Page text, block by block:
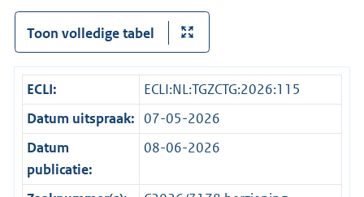
Toon volledige tabel
ECLI:
ECLI:NL:TGZCTG:2026:115
Datum uitspraak: 07-05-2026
Datum
publicatie:
08-06-2026